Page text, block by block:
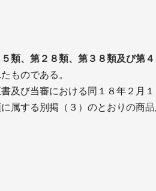
類、第２８類、第３８類及び第
ものである。
及び当審における同１８年２月
属する別掲（３）のとおりの商